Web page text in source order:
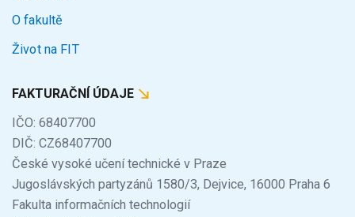
O fakultě
Život na FIT
FAKTURAČNÍ ÚDAJE
IČO: 68407700
DIČ: CZ68407700
České vysoké učení technické v Praze
Jugoslávských partyzánů 1580/3, Dejvice, 16000 Praha 6
Fakulta informačních technologií